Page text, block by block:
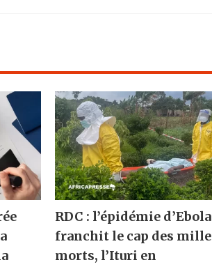
RDC : l’épidémie d’Ebola
franchit le cap des mille
morts, l’Ituri en